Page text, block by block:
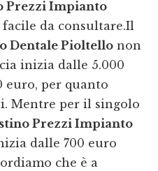
Prezzi Impianto
facile da consultare.Il
Dentale Pioltello non
inizia dalle 5.000
euro, per quanto
Mentre per il singolo
Prezzi Impianto
dalle 700 euro
che è a